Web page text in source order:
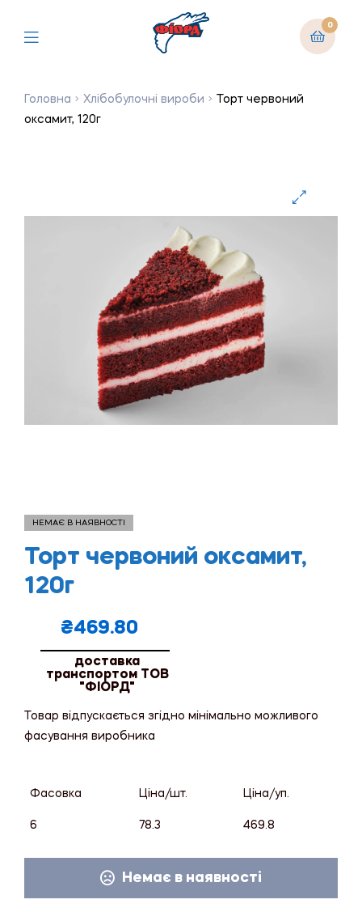
0
Головна Хлібобулочні вироби
Торт червоний
оксамит, 120г
НЕМАЄ В НАЯВНОСТІ
Торт червоний оксамит,
120г
₴469.80
доставка
транспортом ТОВ
"ФІОРД"
Товар відпускається згідно мінімально можливого
фасування виробника
Фасовка Ціна/шт. Ціна/уп.
6 78.3 469.8
Немає в наявності